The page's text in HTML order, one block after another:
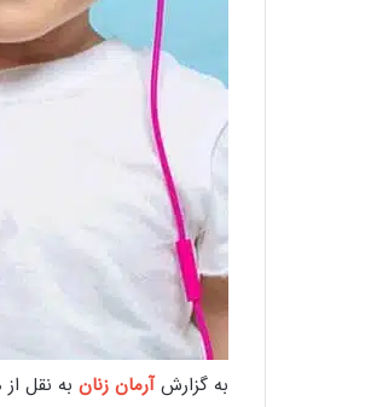
به گزارشآرمان زنان به نقل